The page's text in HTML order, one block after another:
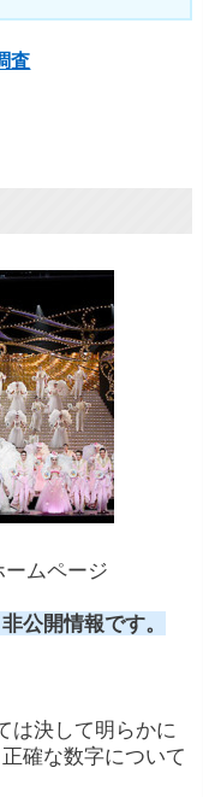
査
ームページ
公開情報です。
は決して明らかに
確な数字について